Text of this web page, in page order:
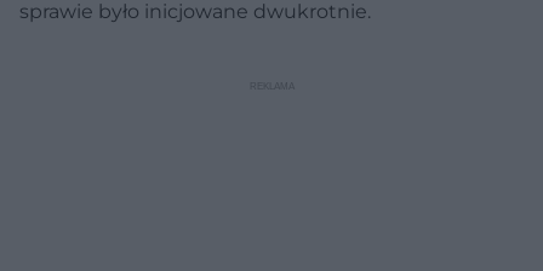
sprawie było inicjowane dwukrotnie.